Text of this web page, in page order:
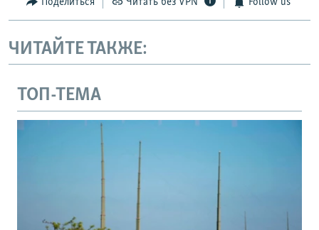
Поделиться Читать без VPN Follow us
ЧИТАЙТЕ ТАКЖЕ:
ТОП-ТЕМА